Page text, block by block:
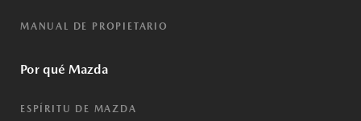
MANUAL DE PROPIETARIO
Por qué Mazda
ESPÍRITU DE MAZDA